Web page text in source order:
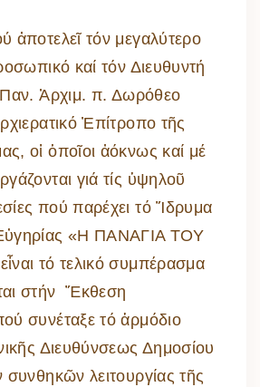
ἀποτελεῖ τόν μεγαλύτερο
καί τόν Διευθυντή
Ἀρχιμ. π. Δωρόθεο
Ἐπίτροπο τῆς
οἱ ὁποῖοι ἀόκνως καί μέ
γιά τίς ὑψηλοῦ
πού παρέχει τό Ἵδρυμα
«Η ΠΑΝΑΓΙΑ ΤΟΥ
τό τελικό συμπέρασμα
στήν Ἔκθεση
συνέταξε τό ἁρμόδιο
Διευθύνσεως Δημοσίου
λειτουργίας τῆς